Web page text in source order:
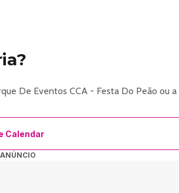
De Eventos CCA - Festa Do Peão ou
Calendar